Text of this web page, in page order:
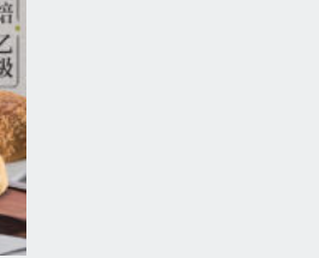
規劃顧問師資格測